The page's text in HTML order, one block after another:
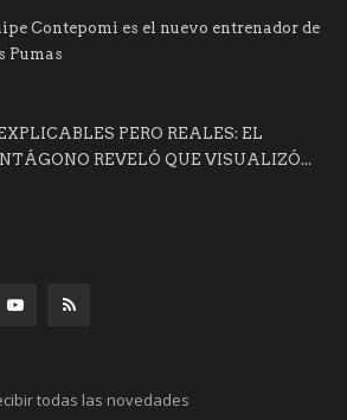
Contepomi es el nuevo entrenador de
Pumas
PERO REALES: EL
REVELÓ QUE VISUALIZÓ...
todas las novedades